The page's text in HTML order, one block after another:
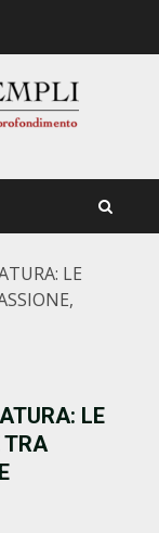
LE
LE
TRA